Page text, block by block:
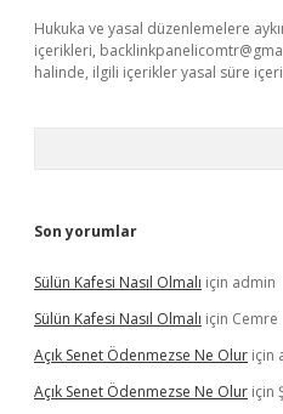
Hukuka ve yasal düzenlemelere
içerikleri,
halinde, ilgili içerikler yasal süre
Son yorumlar
Sülün Kafesi Nasıl Olmalı için admin
Sülün Kafesi Nasıl Olmalı için Cemre
Açık Senet Ödenmezse Ne Olur için
Açık Senet Ödenmezse Ne Olur için